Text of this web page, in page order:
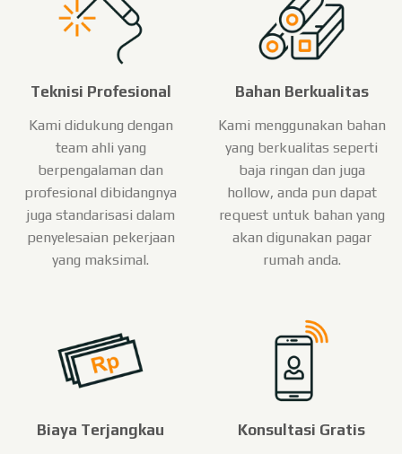
Teknisi Profesional
Kami didukung dengan
team ahli yang
berpengalaman dan
profesional dibidangnya
juga standarisasi dalam
penyelesaian pekerjaan
yang maksimal.
Bahan Berkualitas
Kami menggunakan bahan
yang berkualitas seperti
baja ringan dan juga
hollow, anda pun dapat
request untuk bahan yang
akan digunakan pagar
rumah anda.
Biaya Terjangkau Konsultasi Gratis